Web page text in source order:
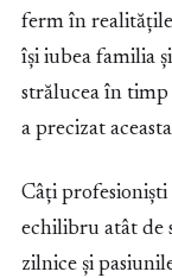
ferm în
își iubea familia
strălucea în timp
a precizat
Câți profesioniști
echilibru atât de
zilnice și